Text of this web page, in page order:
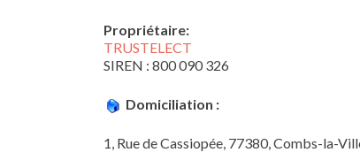
Propriétaire:
TRUSTELECT
SIREN : 800 090 326
Domiciliation :
1, Rue de Cassiopée, 77380, Combs-la-